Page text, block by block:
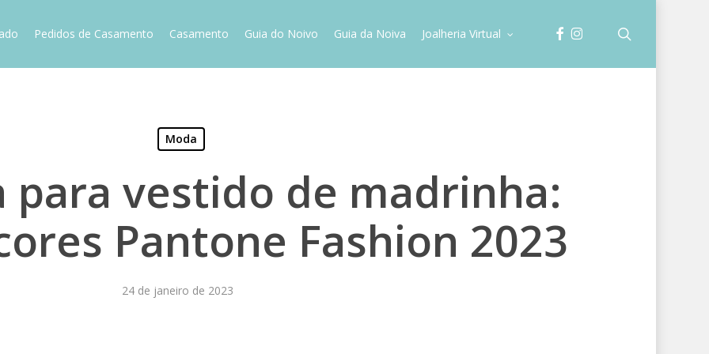
Pedidos de Casamento Casamento Guia do Noivo Guia da Noiva Joalheria Virtual facebookinstagram
Moda
para vestido de madrinha:
Pantone Fashion 2023
24 de janeiro de 2023